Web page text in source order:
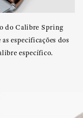
do Calibre Spring
especificações dos
específico.